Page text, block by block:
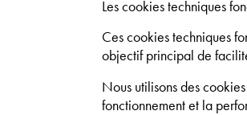
Les cookies techniques
Ces cookies techniques
objectif principal de
Nous utilisons des
fonctionnement et la